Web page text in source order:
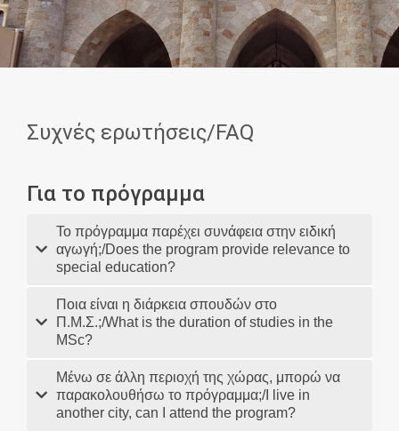
Συχνές ερωτήσεις/FAQ
Για το πρόγραμμα
Το πρόγραμμα παρέχει συνάφεια στην ειδική
αγωγή;/Does the program provide relevance to
special education?
Ποια είναι η διάρκεια σπουδών στο
Π.Μ.Σ.;/What is the duration of studies in the
MSc?
Μένω σε άλλη περιοχή της χώρας, μπορώ να
παρακολουθήσω το πρόγραμμα;/I live in
another city, can I attend the program?